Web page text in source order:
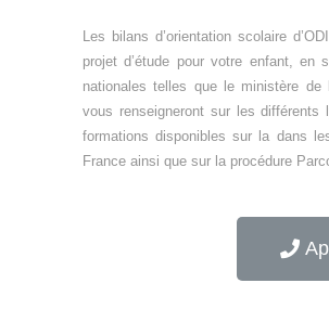
Les bilans d’orientation scolaire
projet d’étude pour votre enfant, en
nationales telles que le ministère de
vous renseigneront sur les
formations disponibles sur la dans
France ainsi que sur la procédure